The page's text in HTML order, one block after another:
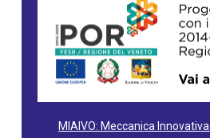
MIAIVO: Meccanica